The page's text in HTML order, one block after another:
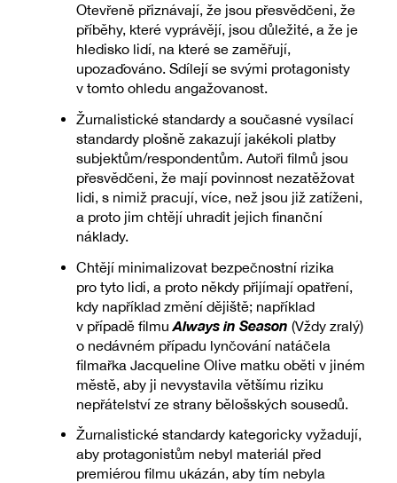
Otevřeně přiznávají, že jsou přesvědčeni, že
příběhy, které vyprávějí, jsou důležité, a že je
hledisko lidí, na které se zaměřují,
upozaďováno. Sdílejí se svými protagonisty
v tomto ohledu angažovanost.
Žurnalistické standardy a současné vysílací
standardy plošně zakazují jakékoli platby
subjektům/respondentům. Autoři filmů jsou
přesvědčeni, že mají povinnost nezatěžovat
lidi, s nimiž pracují, více, než jsou již zatíženi,
a proto jim chtějí uhradit jejich finanční
náklady.
Chtějí minimalizovat bezpečnostní rizika
pro tyto lidi, a proto někdy přijímají opatření,
kdy například změní dějiště; například
v případě filmuAlways in Season (Vždy zralý)
o nedávném případu lynčování natáčela
filmařka Jacqueline Olive matku oběti v jiném
městě, aby ji nevystavila většímu riziku
nepřátelství ze strany bělošských sousedů.
Žurnalistické standardy kategoricky vyžadují,
aby protagonistům nebyl materiál před
premiérou filmu ukázán, aby tím nebyla